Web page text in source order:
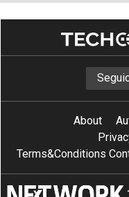
About
Terms&Conditions